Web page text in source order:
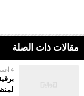
مقالات ذات الصلة
4 أغسطس 2026